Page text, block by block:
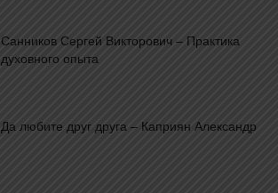
Санников Сергей Викторович – Практика
духовного опыта
Да любите друг друга – Каприян Александр